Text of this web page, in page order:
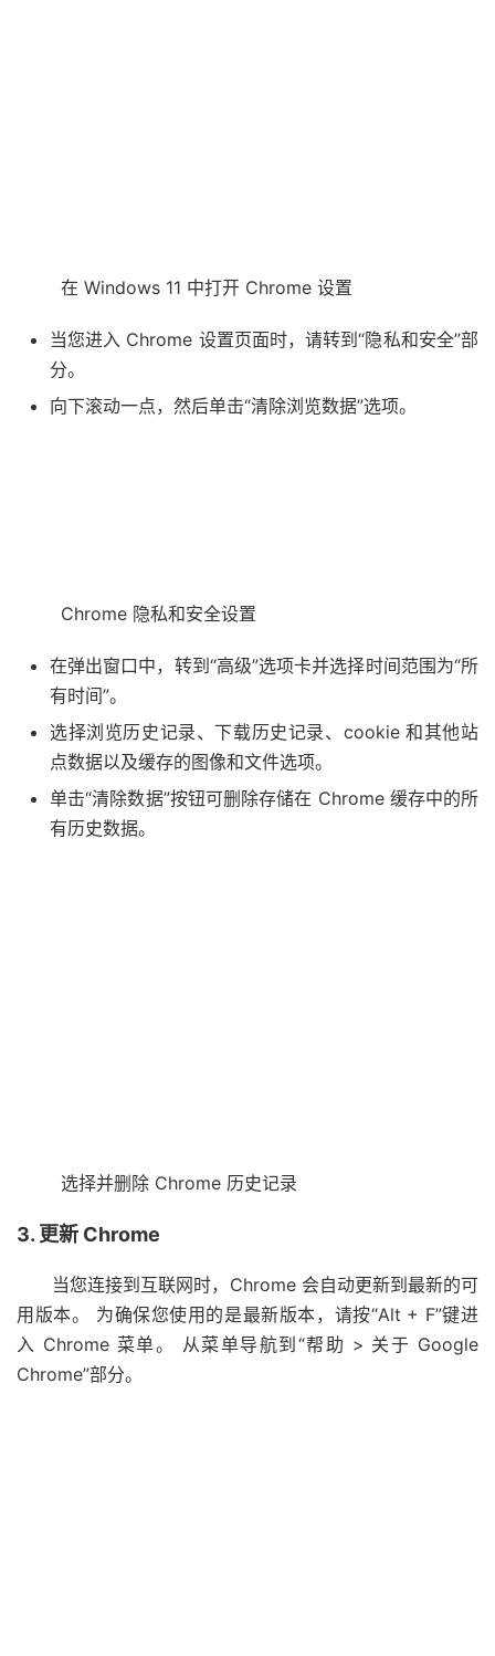
在 Windows 11 中打开 Chrome 设置
当您进入 Chrome 设置页面时，请转到“隐私和安全”部
分。
向下滚动一点，然后单击“清除浏览数据”选项。
Chrome 隐私和安全设置
在弹出窗口中，转到“高级”选项卡并选择时间范围为“所
有时间”。
选择浏览历史记录、下载历史记录、cookie 和其他站
点数据以及缓存的图像和文件选项。
单击“清除数据”按钮可删除存储在 Chrome 缓存中的所
有历史数据。
选择并删除 Chrome 历史记录
3. 更新 Chrome
当您连接到互联网时，Chrome 会自动更新到最新的可
用版本。 为确保您使用的是最新版本，请按“Alt + F”键进
入 Chrome 菜单。 从菜单导航到“帮助 > 关于 Google
Chrome”部分。